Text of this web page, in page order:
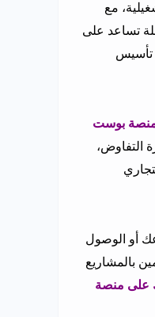
مع
تساعد على
تأسيس
بوست
التفاوض،
أو الوصول
بالمشاريع
على منصة